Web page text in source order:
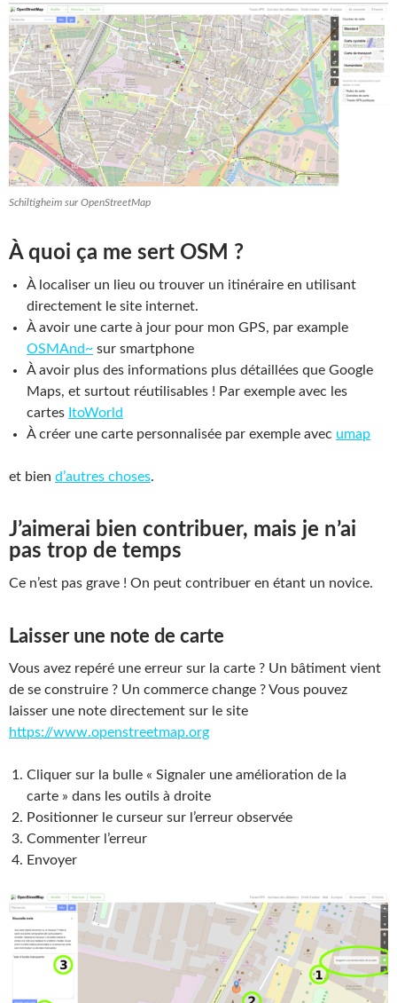
Schiltigheim sur OpenStreetMap
À quoi ça me sert OSM ?
À localiser un lieu ou trouver un itinéraire en utilisant
directement le site internet.
À avoir une carte à jour pour mon GPS, par example
OSMAnd~ sur smartphone
À avoir plus des informations plus détaillées que Google
Maps, et surtout réutilisables ! Par exemple avec les
cartes ItoWorld
À créer une carte personnalisée par exemple avec umap
et bien d’autres choses.
J’aimerai bien contribuer, mais je n’ai
pas trop de temps
Ce n’est pas grave ! On peut contribuer en étant un novice.
Laisser une note de carte
Vous avez repéré une erreur sur la carte ? Un bâtiment vient
de se construire ? Un commerce change ? Vous pouvez
laisser une note directement sur le site
https://www.openstreetmap.org
Cliquer sur la bulle « Signaler une amélioration de la
carte » dans les outils à droite
Positionner le curseur sur l’erreur observée
Commenter l’erreur
Envoyer